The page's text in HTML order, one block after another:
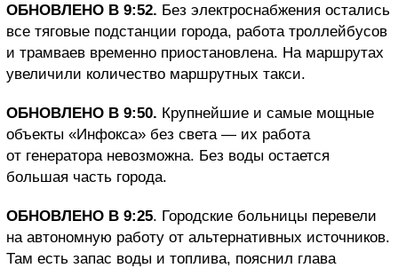
ОБНОВЛЕНО В 9:52. Без электроснабжения остались
все тяговые подстанции города, работа троллейбусов
и трамваев временно приостановлена. На маршрутах
увеличили количество маршрутных такси.
ОБНОВЛЕНО В 9:50. Крупнейшие и самые мощные
объекты «Инфокса» без света — их работа
от генератора невозможна. Без воды остается
большая часть города.
ОБНОВЛЕНО В 9:25. Городские больницы перевели
на автономную работу от альтернативных источников.
Там есть запас воды и топлива, пояснил глава